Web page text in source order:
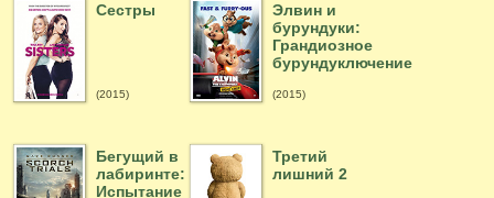
Сестры
(2015)
Элвин и
бурундуки:
Грандиозное
бурундуключение
(2015)
Бегущий в
лабиринте:
Испытание
Третий
лишний 2